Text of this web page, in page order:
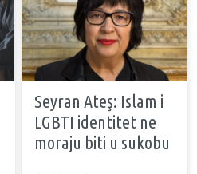
Seyran Ateş: Islam i
LGBTI identitet ne
moraju biti u sukobu